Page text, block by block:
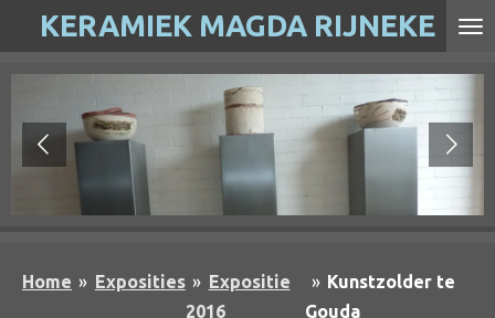
direct
hoofdinhoud
KERAMIEK MAGDA RIJNEKE
Home » Exposities » Expositie
2016
» Kunstzolder te
Gouda